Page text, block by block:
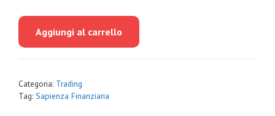
era:
è:
Aggiungi al carrello
Categoria: Trading
Tag: Sapienza Finanziaria